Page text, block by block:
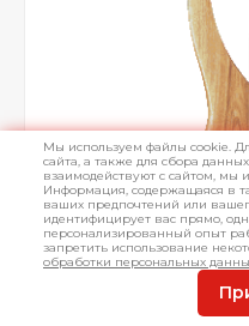
Мы используем файлы cookie.
сайта, а также для сбора
взаимодействуют с сайтом, мы
Информация, содержащаяся в
ваших предпочтений или
идентифицирует вас прямо,
персонализированный опыт
запретить использование
обработки персональных